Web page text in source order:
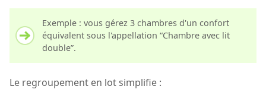
Exemple : vous gérez 3 chambres d'un confort
équivalent sous l'appellation “Chambre avec lit
double”.
Le regroupement en lot simplifie :